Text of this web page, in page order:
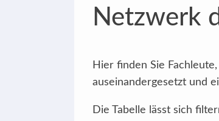
Netzwerk
Hier finden Sie
auseinandergesetzt und
Die Tabelle lässt sich